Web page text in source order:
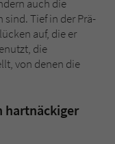
auch die
Tief in der Prä-
auf, die er
die
von denen die
hartnäckiger